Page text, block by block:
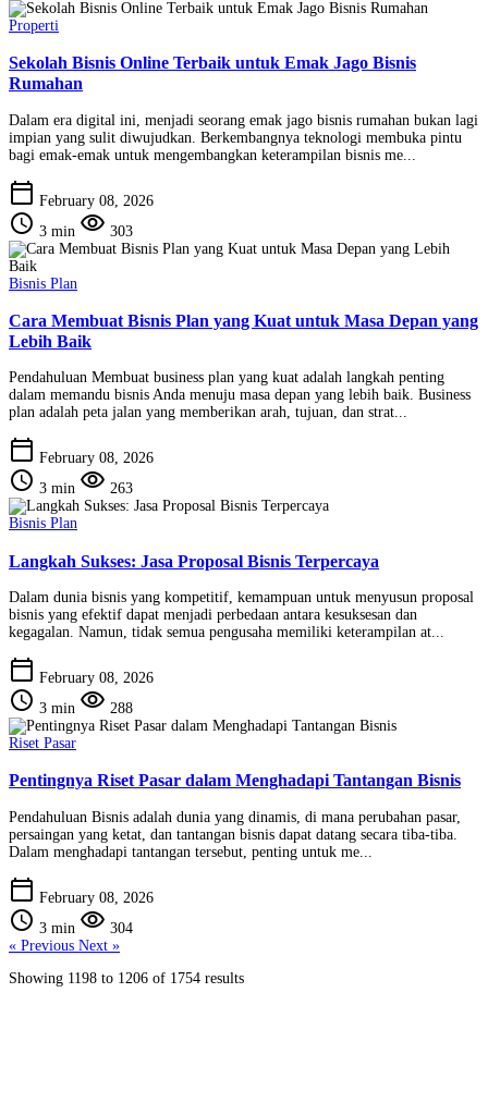
Properti
Sekolah Bisnis Online Terbaik untuk Emak Jago Bisnis
Rumahan
Dalam era digital ini, menjadi seorang emak jago bisnis rumahan bukan lagi
impian yang sulit diwujudkan. Berkembangnya teknologi membuka pintu
bagi emak-emak untuk mengembangkan keterampilan bisnis me...
calendar_today February 08, 2026
schedule 3 min visibility 303
Bisnis Plan
Cara Membuat Bisnis Plan yang Kuat untuk Masa Depan yang
Lebih Baik
Pendahuluan Membuat business plan yang kuat adalah langkah penting
dalam memandu bisnis Anda menuju masa depan yang lebih baik. Business
plan adalah peta jalan yang memberikan arah, tujuan, dan strat...
calendar_today February 08, 2026
schedule 3 min visibility 263
Bisnis Plan
Langkah Sukses: Jasa Proposal Bisnis Terpercaya
Dalam dunia bisnis yang kompetitif, kemampuan untuk menyusun proposal
bisnis yang efektif dapat menjadi perbedaan antara kesuksesan dan
kegagalan. Namun, tidak semua pengusaha memiliki keterampilan at...
calendar_today February 08, 2026
schedule 3 min visibility 288
Riset Pasar
Pentingnya Riset Pasar dalam Menghadapi Tantangan Bisnis
Pendahuluan Bisnis adalah dunia yang dinamis, di mana perubahan pasar,
persaingan yang ketat, dan tantangan bisnis dapat datang secara tiba-tiba.
Dalam menghadapi tantangan tersebut, penting untuk me...
calendar_today February 08, 2026
schedule 3 min visibility 304
« Previous Next »
Showing 1198 to 1206 of 1754 results